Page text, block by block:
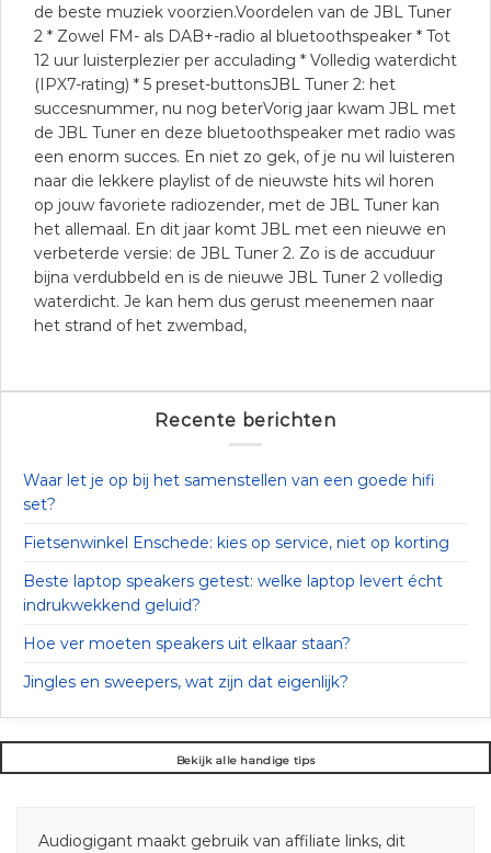
de beste muziek voorzien.Voordelen van de JBL Tuner
2 * Zowel FM- als DAB+-radio al bluetoothspeaker * Tot
12 uur luisterplezier per acculading * Volledig waterdicht
(IPX7-rating) * 5 preset-buttonsJBL Tuner 2: het
succesnummer, nu nog beterVorig jaar kwam JBL met
de JBL Tuner en deze bluetoothspeaker met radio was
een enorm succes. En niet zo gek, of je nu wil luisteren
naar die lekkere playlist of de nieuwste hits wil horen
op jouw favoriete radiozender, met de JBL Tuner kan
het allemaal. En dit jaar komt JBL met een nieuwe en
verbeterde versie: de JBL Tuner 2. Zo is de accuduur
bijna verdubbeld en is de nieuwe JBL Tuner 2 volledig
waterdicht. Je kan hem dus gerust meenemen naar
het strand of het zwembad,
Recente berichten
Waar let je op bij het samenstellen van een goede hifi
set?
Fietsenwinkel Enschede: kies op service, niet op korting
Beste laptop speakers getest: welke laptop levert écht
indrukwekkend geluid?
Hoe ver moeten speakers uit elkaar staan?
Jingles en sweepers, wat zijn dat eigenlijk?
Bekijk alle handige tips
Audiogigant maakt gebruik van affiliate links, dit